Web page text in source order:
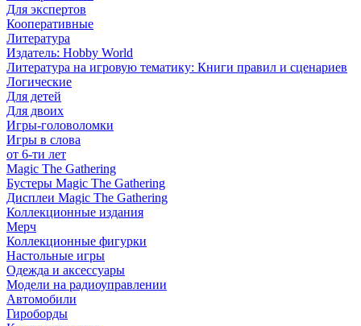
Для экспертов
Кооперативные
Литература
Издатель: Hobby World
Литература на игровую тематику: Книги правил и сценариев
Логические
Для детей
Для двоих
Игры-головоломки
Игры в слова
от 6-ти лет
Magic The Gathering
Бустеры Magic The Gathering
Дисплеи Magic The Gathering
Коллекционные издания
Мерч
Коллекционные фигурки
Настольные игры
Одежда и аксессуары
Модели на радиоуправлении
Автомобили
Гироборды